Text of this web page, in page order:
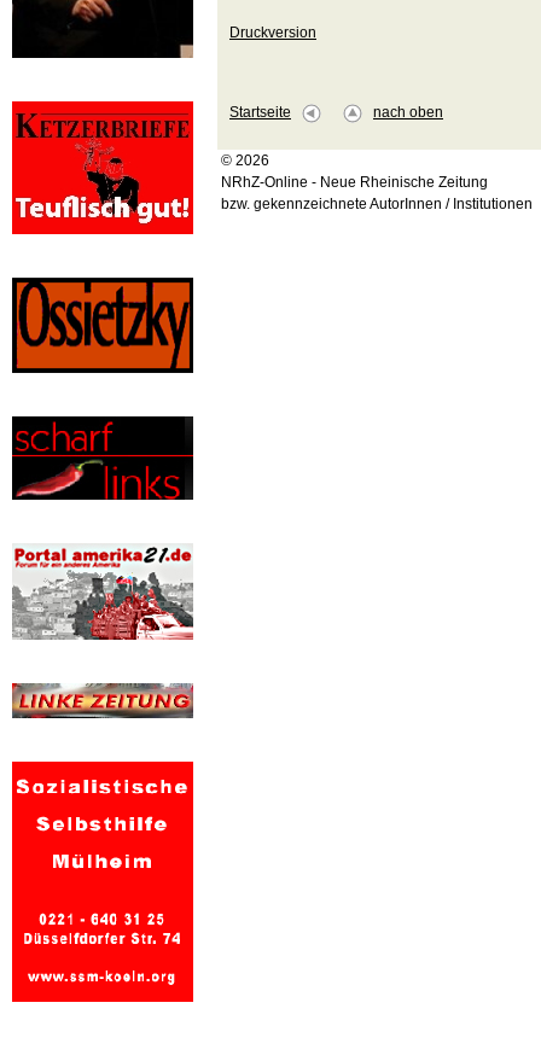
Druckversion
Startseite nach oben
© 2026
NRhZ-Online - Neue Rheinische Zeitung
bzw. gekennzeichnete AutorInnen / Institutionen